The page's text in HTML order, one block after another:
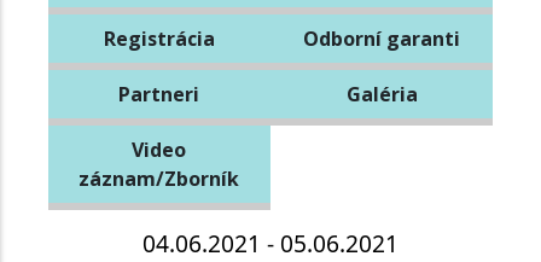
Registrácia Odborní garanti
Partneri Galéria
Video
záznam/Zborník
04.06.2021 - 05.06.2021